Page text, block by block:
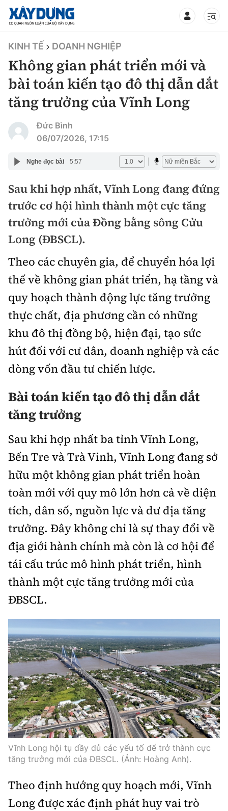
TIN BỘ XÂY DỰNG
CHUYÊN MỤC
Mới nhất
Thời sự
Chính trị
Xã hội
Chuyện dọc đường
Cải chính
Xây dựng
Chỉ đạo điều hành
Quy hoạch kiến trúc
Vật liệu xây dựng
Giám định chất lượng
Quản lý đô thị
Giao thông
Quản lý
Hàng không
Đường sắt
Đăng kiểm
Đường sắt tốc độ cao
Đường thủy
Hàng hải
Đường sắt đô thị
Nhà thầu
Mời thầu - Đấu thầu
Thi viết về GTVT
Thị trường
Tài chính
Chứng khoán
Bảo hiểm
Doanh nghiệp
Pháp luật
Thanh tra
An ninh hình sự
Điều tra
Hỏi - Đáp
An toàn giao thông
Giao thông 24h
ATGT địa phương
Lái xe an toàn
Chung tay vì ATGT
Gương sáng giao thông
Chất lượng sống
Giáo dục
Y tế
Đời sống
Lao động - Công đoàn
Văn hóa - Giải Trí
Văn hóa
Showbiz
Điện ảnh
Âm nhạc
Thể thao
Bình luận
Hậu trường sao
360 độ thể thao
Công nghệ
Công nghệ mới
Sản phẩm mới
Tư vấn
Thế giới
Thời sự Quốc tế
Hồ sơ tài liệu
Thế giới giao thông
Thế giới xây dựng
Đi ++
Du lịch
Khám phá
Lối sống
Video
Thời sự
Khám phá
Camera giao thông
Giải trí - Thể thao
Giấy phép số: 03/GP-BVHTTDL, cấp ngày 1/4/2025.
Tòa soạn: Số 2 Nguyễn Công Hoan, phường Giảng Võ,
Hà Nội.
Tổng biên tập:Nguyễn Thị Hồng Nga
Phó Tổng biên tập:Nguyễn Sơn Tùng,
Nguyễn Đức Thắng, La Đức Hùng
Hotline:
0901 514 799
Quảng cáo và Phát hành:
0915 057 282
Cấm sao chép dưới mọi hình thức nếu không có sự
chấp thuận bằng văn bản.
KINH TẾ DOANH NGHIỆP
Không gian phát triển mới và
bài toán kiến tạo đô thị dẫn dắt
tăng trưởng của Vĩnh Long
Đức Bình
06/07/2026, 17:15
Nghe đọc bài 5:57
Sau khi hợp nhất, Vĩnh Long đang đứng
trước cơ hội hình thành một cực tăng
trưởng mới của Đồng bằng sông Cửu
Long (ĐBSCL).
Theo các chuyên gia, để chuyển hóa lợi
thế về không gian phát triển, hạ tầng và
quy hoạch thành động lực tăng trưởng
thực chất, địa phương cần có những
khu đô thị đồng bộ, hiện đại, tạo sức
hút đối với cư dân, doanh nghiệp và các
dòng vốn đầu tư chiến lược.
Bài toán kiến tạo đô thị dẫn dắt
tăng trưởng
Sau khi hợp nhất ba tỉnh Vĩnh Long,
Bến Tre và Trà Vinh, Vĩnh Long đang sở
hữu một không gian phát triển hoàn
toàn mới với quy mô lớn hơn cả về diện
tích, dân số, nguồn lực và dư địa tăng
trưởng. Đây không chỉ là sự thay đổi về
địa giới hành chính mà còn là cơ hội để
tái cấu trúc mô hình phát triển, hình
thành một cực tăng trưởng mới của
ĐBSCL.
Vĩnh Long hội tụ đầy đủ các yếu tố để trở thành cực
tăng trưởng mới của ĐBSCL. (Ảnh: Hoàng Anh).
Theo định hướng quy hoạch mới, Vĩnh
Long được xác định phát huy vai trò